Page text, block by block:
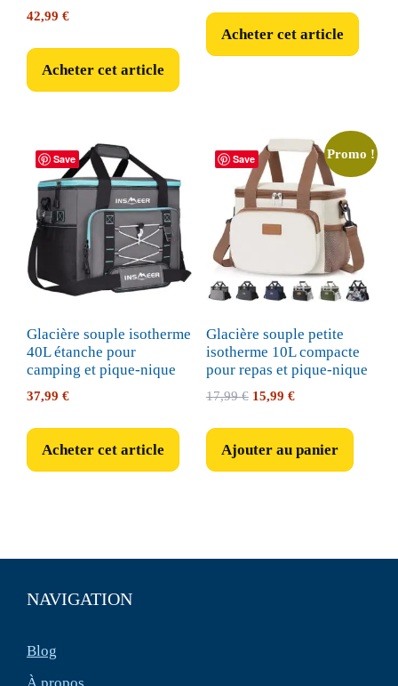
42,99 €
Acheter cet article
Acheter cet article
Save
Glacière souple isotherme
40L étanche pour
camping et pique-nique
37,99 €
Acheter cet article
Save Promo !
Glacière souple petite
isotherme 10L compacte
pour repas et pique-nique
17,99€ Le
était :
15,99 €Le
est :
Ajouter au panier
NAVIGATION
Blog